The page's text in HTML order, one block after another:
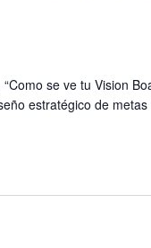
se ve tu Vision
estratégico de